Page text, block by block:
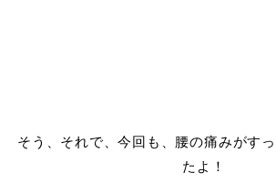
そう、それで、今回も、腰の痛みがす
たよ！